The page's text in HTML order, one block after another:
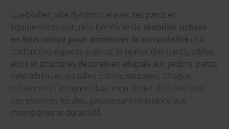
Guebwiller, ville dynamique avec ses parcs et
équipements culturels, bénéficie de mobilier urbain
en bois conçu pour améliorer la convivialité et le
confort des espaces publics. Je réalise des bancs, tables,
abris et structures décoratives adaptés aux jardins, parcs,
médiathèques ou salles communautaires. Chaque
création est fabriquée dans mon atelier de Lusse avec
des essences locales, garantissant résistance aux
intempéries et durabilité.